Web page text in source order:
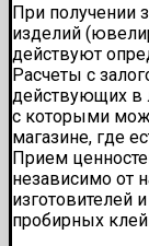
При получении
изделий
действуют
Расчеты с
действующих в
с которыми
магазине, где
Прием
независимо от
изготовителей
пробирных